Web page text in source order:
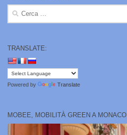
Ricerca
TRANSLATE:
Powered by Translate
MOBEE, MOBILITÀ GREEN A MONACO